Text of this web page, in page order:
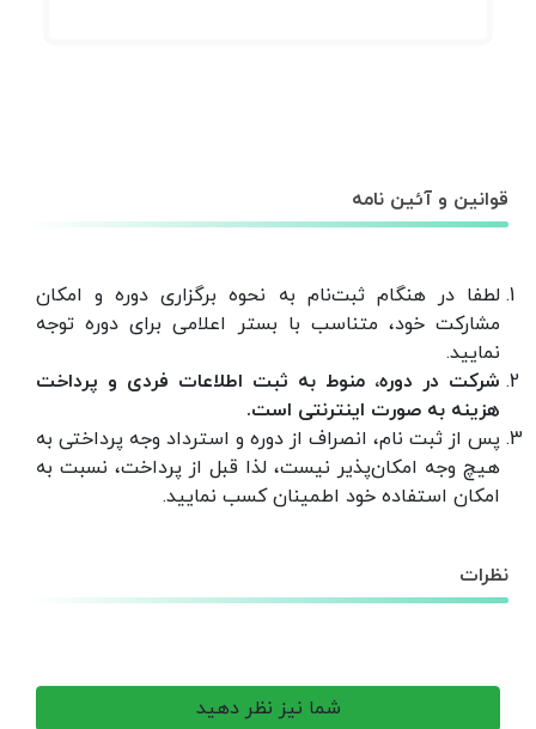
قوانین و آئین نامه
لطفا در هنگام ثبت‌نام به نحوه برگزاری دوره و امکان
مشارکت خود، متناسب با بستر اعلامی برای دوره توجه
نمایید.
شرکت در دوره، منوط به ثبت اطلاعات فردی و پرداخت
هزینه‌ به صورت اینترنتی است.
پس از ثبت نام، انصراف از دوره و استرداد وجه پرداختی به
هیچ وجه امکان‌پذیر نیست، لذا قبل از پرداخت، نسبت به
امکان استفاده خود اطمینان کسب نمایید.
نظرات
شما نیز نظر دهید